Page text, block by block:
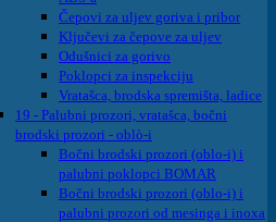
Čepovi za uljev goriva i pribor
Ključevi za čepove za uljev
Odušnici za gorivo
Poklopci za inspekciju
Vratašca, brodska spremišta, ladice
19 - Palubni prozori, vratašca, bočni
brodski prozori - oblò-i
Bočni brodski prozori (oblo-i) i
palubni poklopci BOMAR
Bočni brodski prozori (oblo-i) i
palubni prozori od mesinga i inoxa